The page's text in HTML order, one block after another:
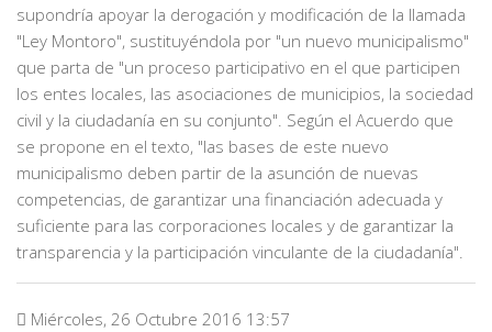
supondría apoyar la derogación y modificación de la llamada
"Ley Montoro", sustituyéndola por "un nuevo municipalismo"
que parta de "un proceso participativo en el que participen
los entes locales, las asociaciones de municipios, la sociedad
civil y la ciudadanía en su conjunto". Según el Acuerdo que
se propone en el texto, "las bases de este nuevo
municipalismo deben partir de la asunción de nuevas
competencias, de garantizar una financiación adecuada y
suficiente para las corporaciones locales y de garantizar la
transparencia y la participación vinculante de la ciudadanía".
Miércoles, 26 Octubre 2016 13:57